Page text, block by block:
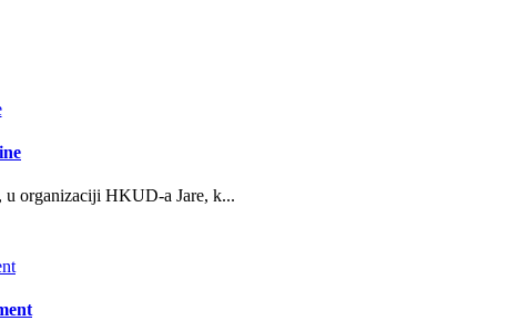
u organizaciji HKUD-a Jare, k...